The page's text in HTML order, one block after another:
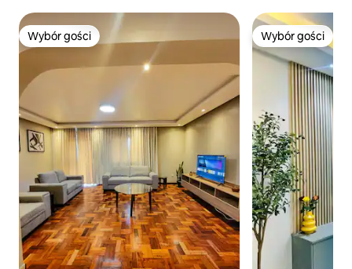
Wybór gości
Wybór gości Wybór gości
Wybór gości